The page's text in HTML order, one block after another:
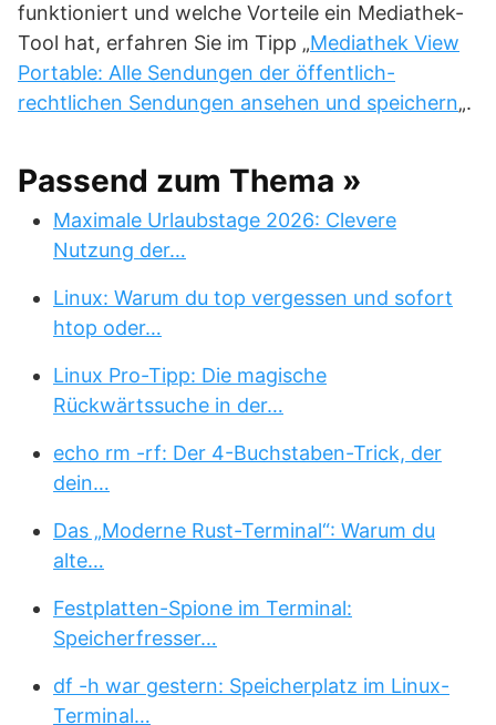
funktioniert und welche Vorteile ein Mediathek-
Tool hat, erfahren Sie im Tipp „Mediathek View
Portable: Alle Sendungen der öffentlich-
rechtlichen Sendungen ansehen und speichern„.
Passend zum Thema »
Maximale Urlaubstage 2026: Clevere
Nutzung der…
Linux: Warum du top vergessen und sofort
htop oder…
Linux Pro-Tipp: Die magische
Rückwärtssuche in der…
echo rm -rf: Der 4-Buchstaben-Trick, der
dein…
Das „Moderne Rust-Terminal“: Warum du
alte…
Festplatten-Spione im Terminal:
Speicherfresser…
df -h war gestern: Speicherplatz im Linux-
Terminal…